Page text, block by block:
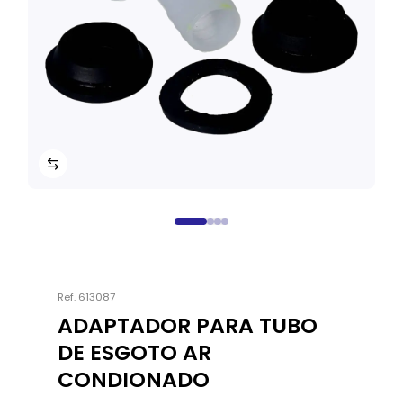
Ref. 613087
ADAPTADOR PARA TUBO
DE ESGOTO AR
CONDIONADO